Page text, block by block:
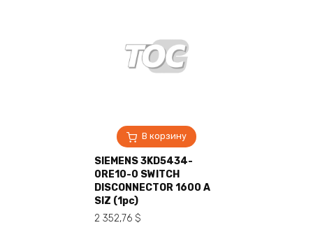
В корзину
SIEMENS 3KD5434-
0RE10-0 SWITCH
DISCONNECTOR 1600 A
SIZ (1pc)
2 352,76 $